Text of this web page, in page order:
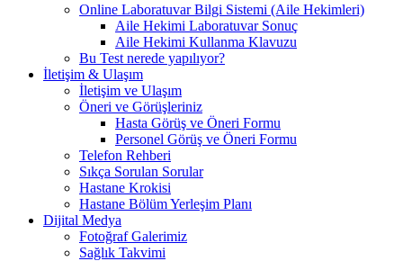
Online Laboratuvar Bilgi Sistemi (Aile Hekimleri)
Aile Hekimi Laboratuvar Sonuç
Aile Hekimi Kullanma Klavuzu
Bu Test nerede yapılıyor?
İletişim & Ulaşım
İletişim ve Ulaşım
Öneri ve Görüşleriniz
Hasta Görüş ve Öneri Formu
Personel Görüş ve Öneri Formu
Telefon Rehberi
Sıkça Sorulan Sorular
Hastane Krokisi
Hastane Bölüm Yerleşim Planı
Dijital Medya
Fotoğraf Galerimiz
Sağlık Takvimi